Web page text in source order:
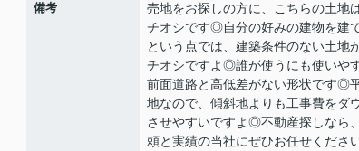
備考
売地をお探しの方に、こちらの土地
チオシです◎自分の好みの建物を建
という点では、建築条件のない土地
チオシですよ◎誰が使うにも使いや
前面道路と高低差がない形状です◎
地なので、傾斜地よりも工事費をダ
させやすいですよ◎不動産探しなら
頼と実績の当社にぜひお任せくださ